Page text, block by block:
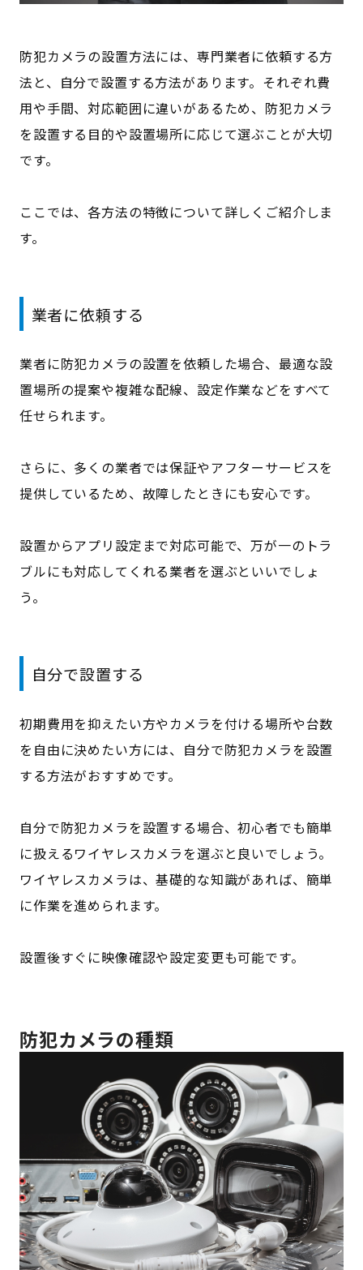
防犯カメラの設置方法には、専門業者に依頼する方
法と、自分で設置する方法があります。それぞれ費
用や手間、対応範囲に違いがあるため、防犯カメラ
を設置する目的や設置場所に応じて選ぶことが大切
です。
ここでは、各方法の特徴について詳しくご紹介しま
す。
業者に依頼する
業者に防犯カメラの設置を依頼した場合、最適な設
置場所の提案や複雑な配線、設定作業などをすべて
任せられます。
さらに、多くの業者では保証やアフターサービスを
提供しているため、故障したときにも安心です。
設置からアプリ設定まで対応可能で、万が一のトラ
ブルにも対応してくれる業者を選ぶといいでしょ
う。
自分で設置する
初期費用を抑えたい方やカメラを付ける場所や台数
を自由に決めたい方には、自分で防犯カメラを設置
する方法がおすすめです。
自分で防犯カメラを設置する場合、初心者でも簡単
に扱えるワイヤレスカメラを選ぶと良いでしょう。
ワイヤレスカメラは、基礎的な知識があれば、簡単
に作業を進められます。
設置後すぐに映像確認や設定変更も可能です。
防犯カメラの種類